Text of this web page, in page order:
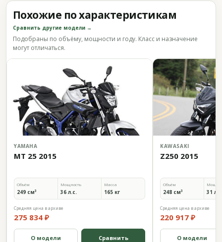
Похожие по характеристикам
Сравнить другие модели →
Подобраны по объёму, мощности и году. Класс и назначение
могут отличаться.
YAMAHA
MT 25 2015
Объём
249 см³
Мощность
36 л.с.
Масса
165 кг
Средняя цена в архиве
275 834 ₽
О модели Сравнить
KAWASAKI
Z250 2015
Объём
248 см³ 31
Средняя цена в архиве
220 917 ₽
О модели